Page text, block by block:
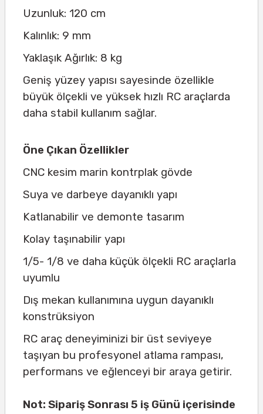
Uzunluk: 120 cm
Kalınlık: 9 mm
Yaklaşık Ağırlık: 8 kg
Geniş yüzey yapısı sayesinde özellikle
büyük ölçekli ve yüksek hızlı RC araçlarda
daha stabil kullanım sağlar.
Öne Çıkan Özellikler
CNC kesim marin kontrplak gövde
Suya ve darbeye dayanıklı yapı
Katlanabilir ve demonte tasarım
Kolay taşınabilir yapı
1/5- 1/8 ve daha küçük ölçekli RC araçlarla
uyumlu
Dış mekan kullanımına uygun dayanıklı
konstrüksiyon
RC araç deneyiminizi bir üst seviyeye
taşıyan bu profesyonel atlama rampası,
performans ve eğlenceyi bir araya getirir.
Not: Sipariş Sonrası 5 iş Günü içerisinde